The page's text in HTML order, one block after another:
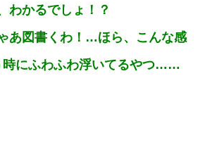
わかるでしょ！？
あ図書くわ！…ほら、こんな感
時にふわふわ浮いてるやつ……